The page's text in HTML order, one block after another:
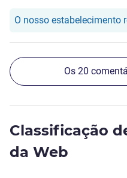
O nosso estabelecimento
Os 20
Classificação
da Web